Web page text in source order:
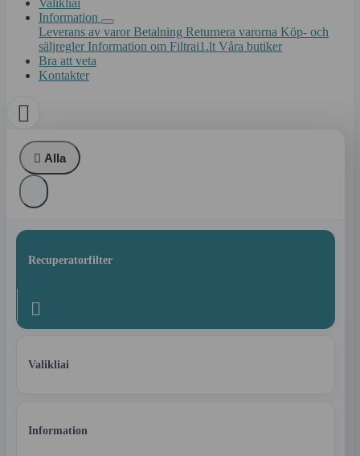
Information
Leverans av varor Betalning Returnera varorna Köp- och
säljregler Information om Filtrai1.lt Våra butiker
Bra att veta
Kontakter

 Alla
Recuperatorfilter

Valikliai
Information